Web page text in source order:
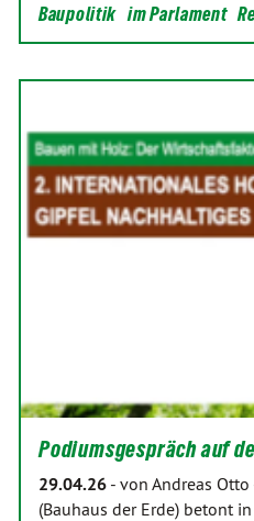
Baupolitik im Parlament
Podiumsgespräch auf
29.04.26 - von Andreas Otto
(Bauhaus der Erde) betont